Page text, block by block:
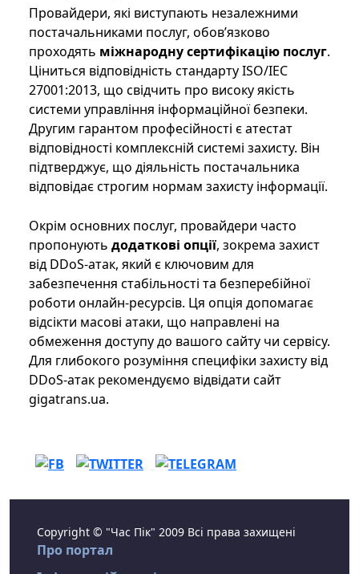
Провайдери, які виступають незалежними
постачальниками послуг, обов’язково
проходять міжнародну сертифікацію послуг.
Ціниться відповідність стандарту ISO/IEC
27001:2013, що свідчить про високу якість
системи управління інформаційної безпеки.
Другим гарантом професійності є атестат
відповідності комплексній системі захисту. Він
підтверджує, що діяльність постачальника
відповідає строгим нормам захисту інформації.
Окрім основних послуг, провайдери часто
пропонують додаткові опції, зокрема захист
від DDoS-атак, який є ключовим для
забезпечення стабільності та безперебійної
роботи онлайн-ресурсів. Ця опція допомагає
відсікти масові атаки, що направлені на
обмеження доступу до вашого сайту чи сервісу.
Для глибокого розуміння специфіки захисту від
DDoS-атак рекомендуємо відвідати сайт
gigatrans.ua.
Copyright © "Час Пік" 2009 Всі права захищені
Про портал